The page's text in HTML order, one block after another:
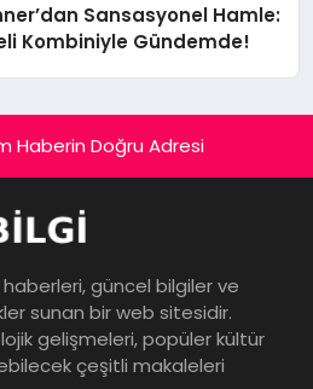
Sansasyonel Hamle:
Kombiniyle Gündemde!
Haberin Doğru Adresi
güncel bilgiler ve
sunan bir web sitesidir.
gelişmeleri, popüler kültür
çeşitli makaleleri